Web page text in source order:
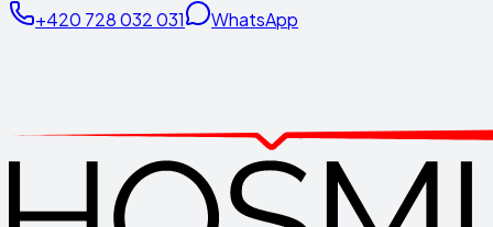
+420 728 032 031
WhatsApp